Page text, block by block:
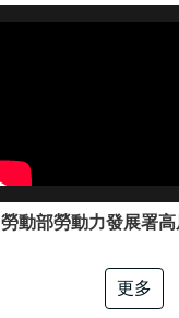
勞動部勞動力發展署高
更多